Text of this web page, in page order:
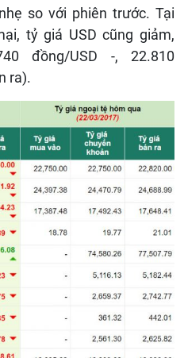
so với phiên trước. Tại
tỷ giá USD cũng giảm,
đồng/USD -, 22.810
ra).